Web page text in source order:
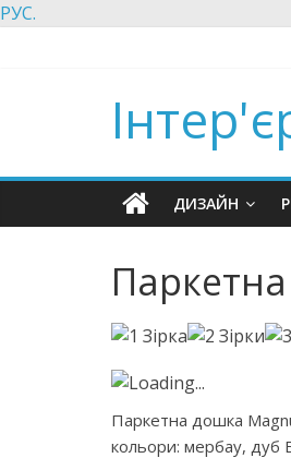
РУС.
ДИЗАЙН
Loading...
Паркетна дошка
кольори: мербау, дуб